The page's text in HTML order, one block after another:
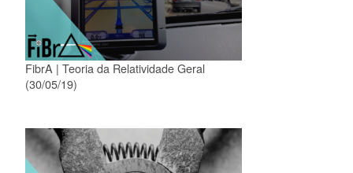
FibrA | Teoria da Relatividade Geral
(30/05/19)